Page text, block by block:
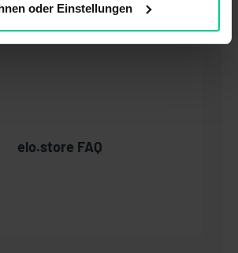
oder Einstellungen
Articles
elo.store FAQ